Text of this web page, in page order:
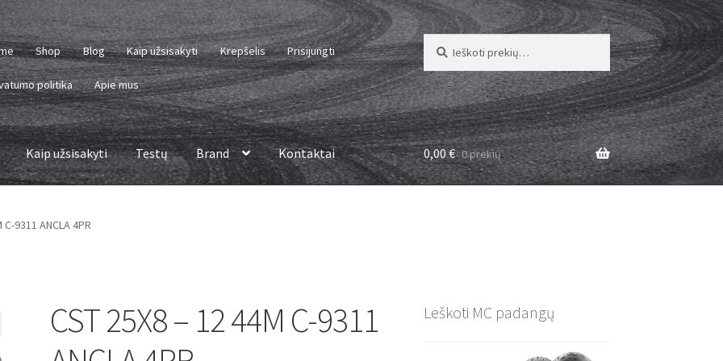
Shop Blog Kaip užsisakyti Krepšelis Prisijungti
politika Apie mus
Ieškoti:
Ieškoti
Kaip užsisakyti Testų Brand Kontaktai 0,00€ 0 prekių
9311 ANCLA 4PR
CST 25X8 – 12 44M C-9311
Leškoti MC padangų